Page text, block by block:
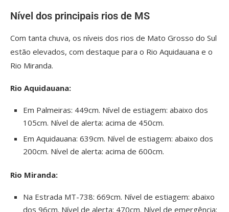
Nível dos principais rios de MS
Com tanta chuva, os níveis dos rios de Mato Grosso do Sul
estão elevados, com destaque para o Rio Aquidauana e o
Rio Miranda.
Rio Aquidauana:
Em Palmeiras: 449cm. Nível de estiagem: abaixo dos
105cm. Nível de alerta: acima de 450cm.
Em Aquidauana: 639cm. Nível de estiagem: abaixo dos
200cm. Nível de alerta: acima de 600cm.
Rio Miranda:
Na Estrada MT-738: 669cm. Nível de estiagem: abaixo
dos 96cm. Nível de alerta: 470cm. Nível de emergência: